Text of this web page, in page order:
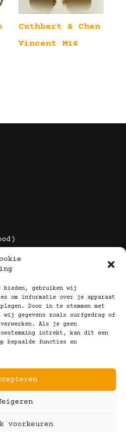
bieden, gebruiken wij
om informatie over je apparaat
Door in te stemmen met
wij gegevens zoals surfgedrag of
Als je geen
intrekt, kan dit een
bepaalde functies en
voorkeuren
Cuthbert & Chen
Vincent M16
2025 Koot Brillen
Voorwaarden